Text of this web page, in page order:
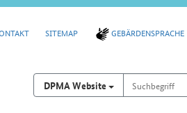
SITEMAP GEBÄRDENSPRACHE
Suchen auf
DPMA Website Suchbegriff